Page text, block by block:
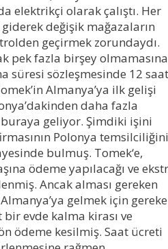
elektrikçi olarak çalıştı. Her
değişik mağazaların
geçirmek zorundaydı.
pek fazla birşey olmamasına
süresi sözleşmesinde 12 saat
Almanya’ya ilk gelişi
daha fazla
buraya geliyor. Şimdiki işini
Polonya temsilciliğini
bulmuş. Tomek‘e,
ödeme yapılacağı ve
Ancak alması gereken
gelmek için
evde kalma kirası ve
ödeme kesilmiş. Saat ücreti